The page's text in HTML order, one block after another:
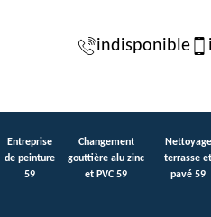
indisponible
Entreprise
de peinture
59
Changement
gouttière alu zinc
et PVC 59
Nettoyage
terrasse et
pavé 59